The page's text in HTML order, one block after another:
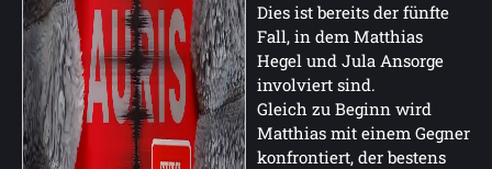
Dies ist bereits der fünfte
Fall, in dem Matthias
Hegel und Jula Ansorge
involviert sind.
Gleich zu Beginn wird
Matthias mit einem Gegner
konfrontiert, der bestens